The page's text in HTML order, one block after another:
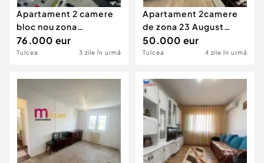
Apartament 2 camere
bloc nou zona
Kaufland- Tulcea
76.000 eur
Tulcea 3 zile în urmă
Apartament 2camere
de zona 23 August
Tulcea
50.000 eur
Tulcea 4 zile în urmă